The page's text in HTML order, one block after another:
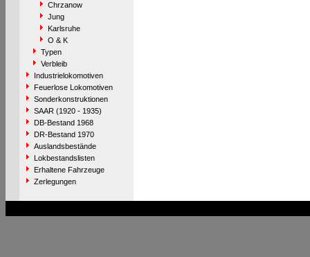
Chrzanow
Jung
Karlsruhe
O & K
Typen
Verbleib
Industrielokomotiven
Feuerlose Lokomotiven
Sonderkonstruktionen
SAAR (1920 - 1935)
DB-Bestand 1968
DR-Bestand 1970
Auslandsbestände
Lokbestandslisten
Erhaltene Fahrzeuge
Zerlegungen